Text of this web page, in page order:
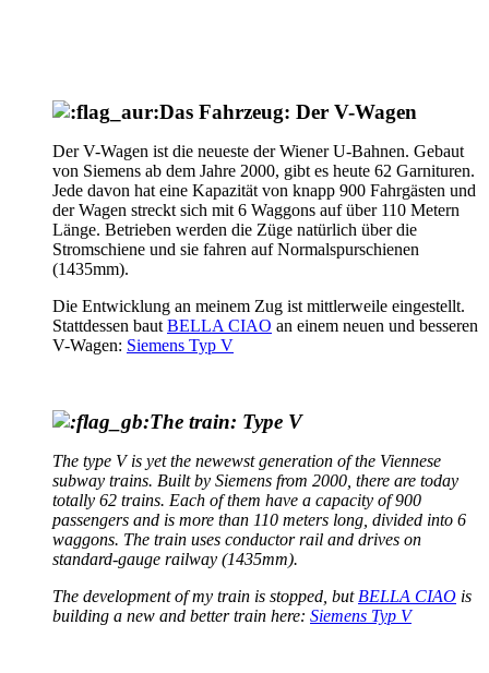
Das Fahrzeug: Der V-Wagen
Der V-Wagen ist die neueste der Wiener U-Bahnen. Gebaut
von Siemens ab dem Jahre 2000, gibt es heute 62 Garnituren.
Jede davon hat eine Kapazität von knapp 900 Fahrgästen und
der Wagen streckt sich mit 6 Waggons auf über 110 Metern
Länge. Betrieben werden die Züge natürlich über die
Stromschiene und sie fahren auf Normalspurschienen
(1435mm).
Die Entwicklung an meinem Zug ist mittlerweile eingestellt.
Stattdessen baut BELLA CIAO an einem neuen und besseren
V-Wagen: Siemens Typ V
The train: Type V
The type V is yet the newewst generation of the Viennese
subway trains. Built by Siemens from 2000, there are today
totally 62 trains. Each of them have a capacity of 900
passengers and is more than 110 meters long, divided into 6
waggons. The train uses conductor rail and drives on
standard-gauge railway (1435mm).
The development of my train is stopped, but BELLA CIAO is
building a new and better train here: Siemens Typ V